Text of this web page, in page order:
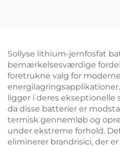
med BMS
Sollyse lithium-jernfosfat
bemærkelsesværdige
foretrukne valg for moderne
ligger i deres ekseptionelle
da disse batterier er
termisk gennemløb og
under ekstreme forhold.
eliminerer brandrisici, der